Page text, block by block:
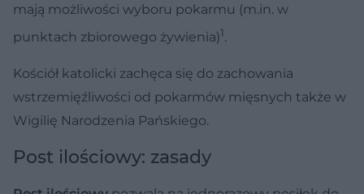
mają możliwości wyboru pokarmu (m.in. w
punktach zbiorowego żywienia)1.
Kościół katolicki zachęca się do zachowania
wstrzemięźliwości od pokarmów mięsnych także w
Wigilię Narodzenia Pańskiego.
Post ilościowy: zasady